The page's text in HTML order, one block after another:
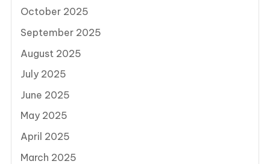
October 2025
September 2025
August 2025
July 2025
June 2025
May 2025
April 2025
March 2025